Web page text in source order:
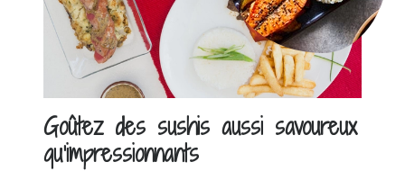
Goûtez des sushis aussi savoureux
qu’impressionnants